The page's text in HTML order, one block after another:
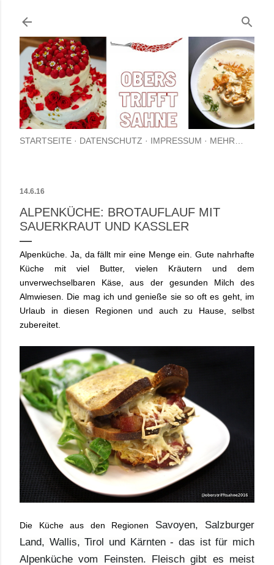
STARTSEITE DATENSCHUTZ IMPRESSUM MEHR…
14.6.16
ALPENKÜCHE: BROTAUFLAUF MIT
SAUERKRAUT UND KASSLER
Alpenküche. Ja, da fällt mir eine Menge ein. Gute nahrhafte
Küche mit viel Butter, vielen Kräutern und dem
unverwechselbaren Käse, aus der gesunden Milch des
Almwiesen. Die mag ich und genieße sie so oft es geht, im
Urlaub in diesen Regionen und auch zu Hause, selbst
zubereitet.
Die Küche aus den Regionen Savoyen, Salzburger
Land, Wallis, Tirol und Kärnten - das ist für mich
Alpenküche vom Feinsten. Fleisch gibt es meist